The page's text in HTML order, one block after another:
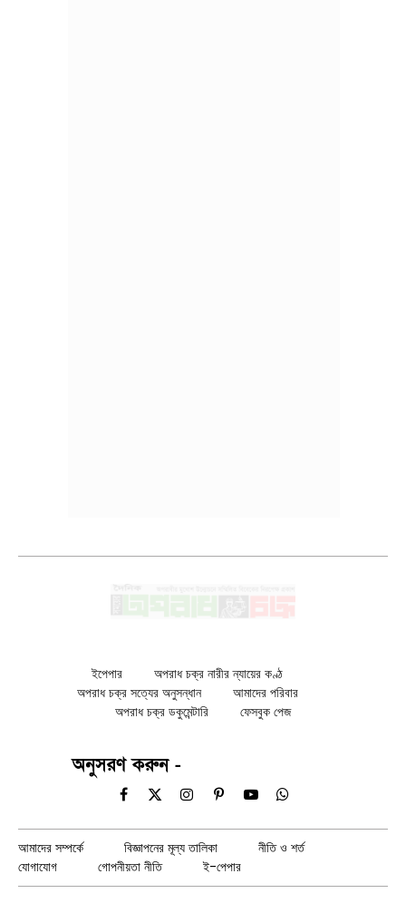
ইপেপার
অপরাধ চক্র নারীর ন্যায়ের কণ্ঠ
অপরাধ চক্র সত্যের অনুসন্ধান
আমাদের পরিবার
অপরাধ চক্র ডকুমেন্টারি
ফেসবুক পেজ
অনুসরণ করুন -
Facebook
X
InstagramPinterestYouTubeWhatsApp
আমাদের সম্পর্কে বিজ্ঞাপনের মূল্য তালিকা
নীতি ও শর্ত
যোগাযোগ
গোপনীয়তা নীতি ই-পেপার